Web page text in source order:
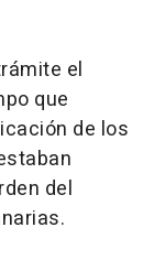
el
que
de los
del